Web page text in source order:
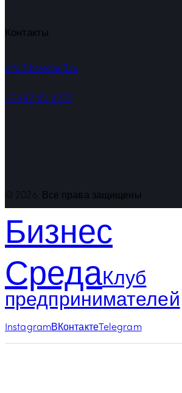
Контакты
info@bsreda63.ru
+7 987 151 4727
© 2026. Все права защищены
Бизнес
СредаКлуб
предпринимателей
InstagramВКонтактеTelegram